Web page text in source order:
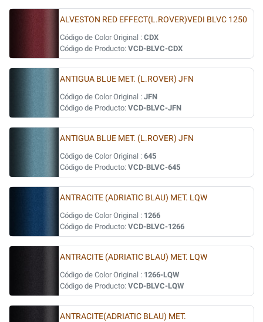
ALVESTON RED EFFECT(L.ROVER)VEDI BLVC 1250
Código de Color Original : CDX
Código de Producto: VCD-BLVC-CDX
ANTIGUA BLUE MET. (L.ROVER) JFN
Código de Color Original : JFN
Código de Producto: VCD-BLVC-JFN
ANTIGUA BLUE MET. (L.ROVER) JFN
Código de Color Original : 645
Código de Producto: VCD-BLVC-645
ANTRACITE (ADRIATIC BLAU) MET. LQW
Código de Color Original : 1266
Código de Producto: VCD-BLVC-1266
ANTRACITE (ADRIATIC BLAU) MET. LQW
Código de Color Original : 1266-LQW
Código de Producto: VCD-BLVC-LQW
ANTRACITE(ADRIATIC BLAU) MET.